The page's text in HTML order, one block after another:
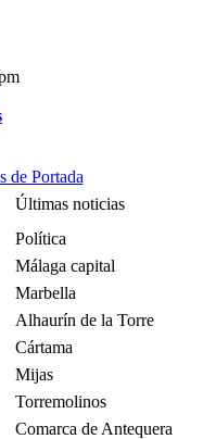
de Portada
Últimas noticias
Política
Málaga capital
Marbella
Alhaurín de la Torre
Cártama
Mijas
Torremolinos
Comarca de Antequera